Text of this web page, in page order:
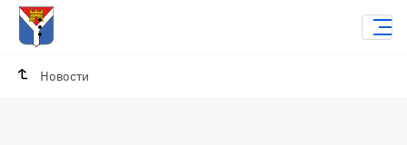
Новости